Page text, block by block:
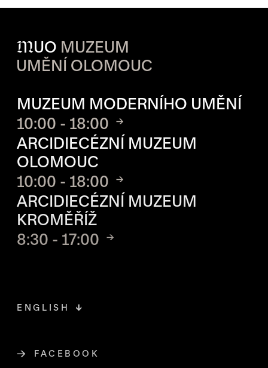
MUO MUZEUM
UMĚNÍ OLOMOUC
MUZEUM MODERNÍHO UMĚNÍ
10:00 - 18:00
ARCIDIECÉZNÍ MUZEUM
OLOMOUC
10:00 - 18:00
ARCIDIECÉZNÍ MUZEUM
KROMĚŘÍŽ
8:30 - 17:00
FACEBOOKODKAZ SE OTEVŘE NA NOVÉ
ENGLISH